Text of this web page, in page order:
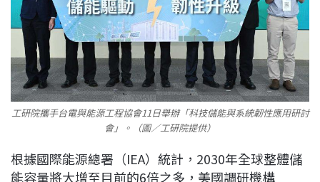
工研院攜手台電與能源工程協會11日舉辦「科技儲能與系統韌性應用研討
會」。（圖／工研院提供）
根據國際能源總署（IEA）統計，2030年全球整體儲
能容量將大增至目前的6倍之多，美國調研機構